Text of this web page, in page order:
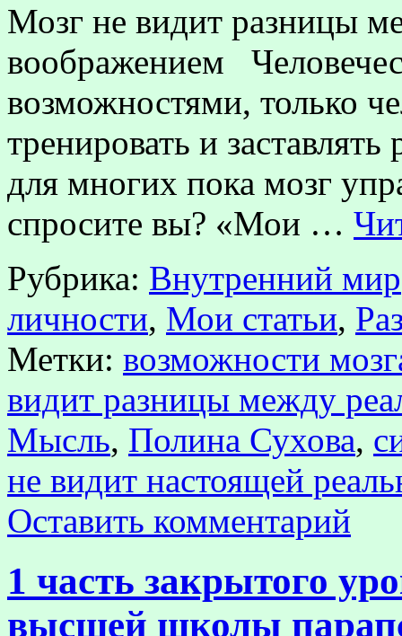
Мозг не видит разницы
воображением
возможностями, только
тренировать и
для многих пока мозг
спросите вы? «Мои …
Рубрика: Внутренний мир
личности, Мои статьи,
Метки: возможности
видит разницы между
Мысль, Полина Сухова,
не видит настоящей
Оставить комментарий
1 часть закрытого
высшей школы